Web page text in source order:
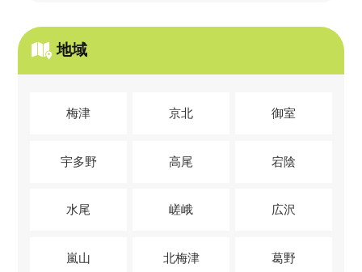
地域
梅津 京北 御室
宇多野 高尾 宕陰
水尾 嵯峨 広沢
嵐山 北梅津 葛野